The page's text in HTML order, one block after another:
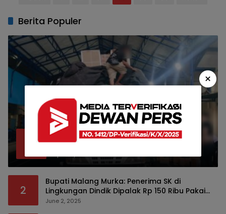
Berita Populer
Bea Cukai Malang Sita 172 Ribu Batang
Rokok Ilegal Bermodus Kemasan Sabun
April 22, 2026
2
Bupati Malang Murka: Penerima SK di
Lingkungan Dindik Dipalak Rp 150 Ribu Pakai
Modus Tumpengan, KPK Turut Pantau
June 2, 2025
×